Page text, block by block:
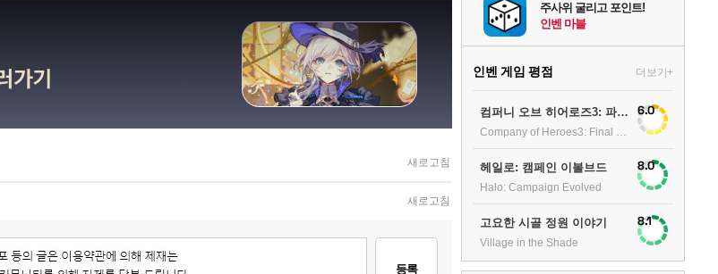
새로고침
새로고침
등록
주사위 굴리고 포인트!
인벤 마블
인벤 게임 평점 더보기+
컴퍼니 오브 히어로즈3: 파이널 스탠드 6.0
헤일로: 캠페인 이볼브드
Halo: Campaign Evolved
8.0
고요한 시골 정원 이야기
Village in the Shade
8.1